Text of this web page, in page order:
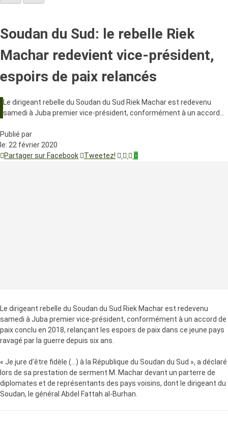
Soudan du Sud: le rebelle Riek
Machar redevient vice-président,
espoirs de paix relancés
Le dirigeant rebelle du Soudan du Sud Riek Machar est redevenu
samedi à Juba premier vice-président, conformément à un accord…
Publié par
le: 22 février 2020
Partager sur Facebook
Tweetez!
Le dirigeant rebelle du Soudan du Sud Riek Machar est redevenu
samedi à Juba premier vice-président, conformément à un accord de
paix conclu en 2018, relançant les espoirs de paix dans ce jeune pays
ravagé par la guerre depuis six ans.
« Je jure d’être fidèle (…) à la République du Soudan du Sud », a déclaré
lors de sa prestation de serment M. Machar devant un parterre de
diplomates et de représentants des pays voisins, dont le dirigeant du
Soudan, le général Abdel Fattah al-Burhan.